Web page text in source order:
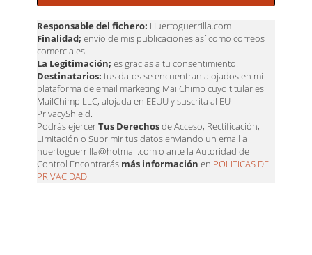
Responsable del fichero: Huertoguerrilla.com
Finalidad; envío de mis publicaciones así como correos
comerciales.
La Legitimación; es gracias a tu consentimiento.
Destinatarios: tus datos se encuentran alojados en mi
plataforma de email marketing MailChimp cuyo titular es
MailChimp LLC, alojada en EEUU y suscrita al EU
PrivacyShield.
Podrás ejercerTus Derechosde Acceso, Rectificación,
Limitación o Suprimir tus datos enviando un email a
huertoguerrilla@hotmail.com o ante la Autoridad de
Control Encontrarás más información en POLITICAS DE
PRIVACIDAD.